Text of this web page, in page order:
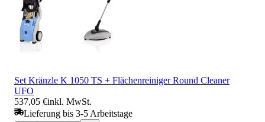
Set Kränzle K 1050 TS + Flächenreiniger Round Cleaner
UFO
537,05 €inkl. MwSt.
Lieferung bis 3-5 Arbeitstage